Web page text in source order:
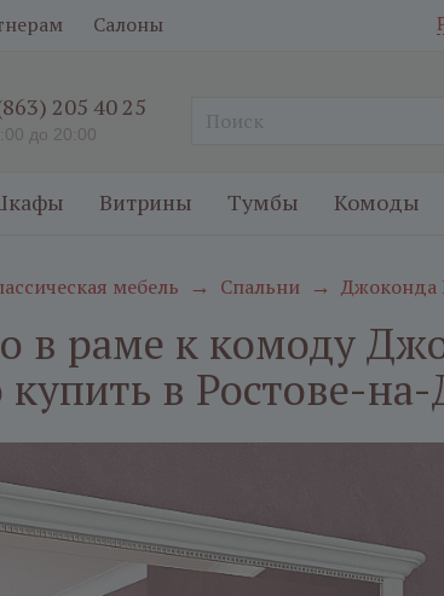
Салоны
205 40 25
до 20:00
Витрины Тумбы Комоды
мебель → Спальни → Джоконда
в раме к комоду
купить в Ростове-